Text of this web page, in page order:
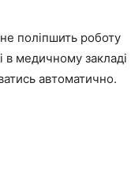
поліпшить роботу
в медичному закладі
автоматично.